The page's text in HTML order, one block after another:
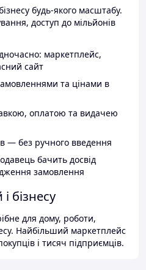
будь-якого масштабу.
доступ до мільйонів
маркетплейс,
сайт
та цінами в
оплатою та видачею
— без ручного введення
бачить досвід
замовлення
бізнесу
для дому, роботи,
Найбільший маркетплейс
і тисяч підприємців.